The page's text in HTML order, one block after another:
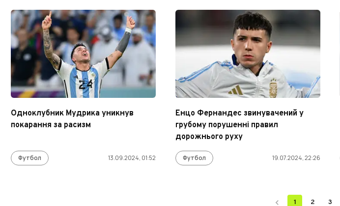
Одноклубник Мудрика уникнув
покарання за расизм
Футбол 13.09.2024, 01:52
Енцо Фернандес звинувачений у
грубому порушенні правил
дорожнього руху
Футбол 19.07.2024, 22:26
1 2 3